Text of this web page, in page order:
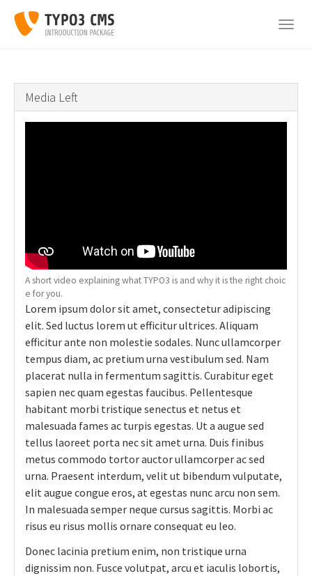
Media Left
A short video explaining what TYPO3 is and why it is the right choic
e for you.
Lorem ipsum dolor sit amet, consectetur adipiscing
elit. Sed luctus lorem ut efficitur ultrices. Aliquam
efficitur ante non molestie sodales. Nunc ullamcorper
tempus diam, ac pretium urna vestibulum sed. Nam
placerat nulla in fermentum sagittis. Curabitur eget
sapien nec quam egestas faucibus. Pellentesque
habitant morbi tristique senectus et netus et
malesuada fames ac turpis egestas. Ut a augue sed
tellus laoreet porta nec sit amet urna. Duis finibus
metus commodo tortor auctor ullamcorper ac sed
urna. Praesent interdum, velit ut bibendum vulputate,
elit augue congue eros, at egestas nunc arcu non sem.
In malesuada semper neque cursus sagittis. Morbi ac
risus eu risus mollis ornare consequat eu leo.
Donec lacinia pretium enim, non tristique urna
dignissim non. Fusce volutpat, arcu et iaculis lobortis,